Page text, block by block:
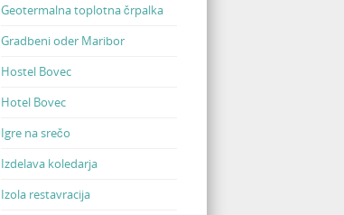
Geotermalna toplotna črpalka
Gradbeni oder Maribor
Hostel Bovec
Hotel Bovec
Igre na srečo
Izdelava koledarja
Izola restavracija